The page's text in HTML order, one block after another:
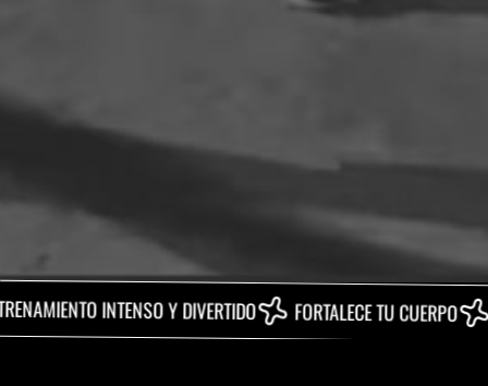
Y DIVERTIDO FORTALECE TU CUERPO ELEVA TU